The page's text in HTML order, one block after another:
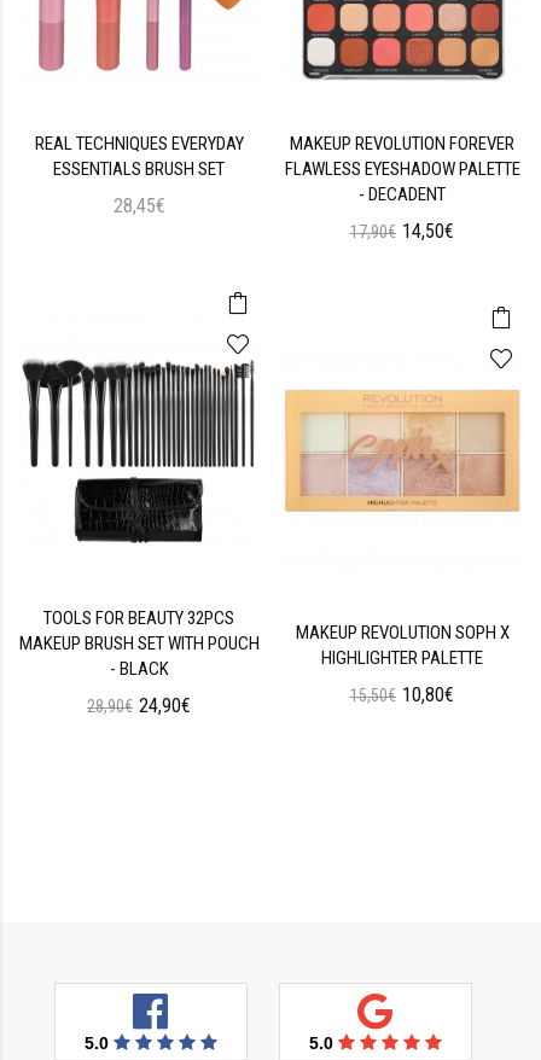
REAL TECHNIQUES EVERYDAY
ESSENTIALS BRUSH SET
28,45€
TOOLS FOR BEAUTY 32PCS
MAKEUP BRUSH SET WITH POUCH
- BLACK
28,90€ 24,90€
MAKEUP REVOLUTION FOREVER
FLAWLESS EYESHADOW PALETTE
- DECADENT
17,90€ 14,50€
MAKEUP REVOLUTION SOPH X
HIGHLIGHTER PALETTE
15,50€ 10,80€
5.0 5.0